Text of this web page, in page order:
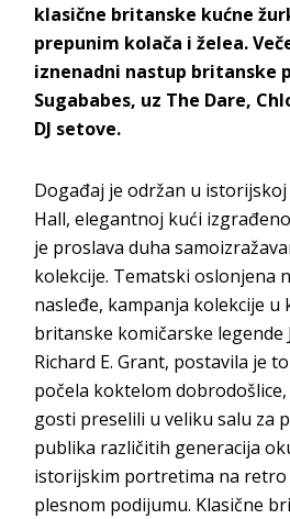
klasične britanske kućne
prepunim kolača i želea.
iznenadni nastup britanske
Sugababes, uz The Dare,
DJ setove.
Događaj je održan u
Hall, elegantnoj kući
je proslava duha
kolekcije. Tematski oslonjena
nasleđe, kampanja kolekcije u
britanske komičarske legende
Richard E. Grant, postavila je
počela koktelom
gosti preselili u veliku salu za
publika različitih generacija
istorijskim portretima na retro
plesnom podijumu. Klasične